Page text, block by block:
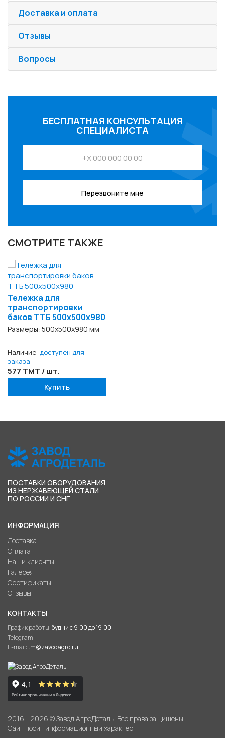
Доставка и оплата
Отзывы
Вопросы
БЕСПЛАТНАЯ КОНСУЛЬТАЦИЯ
СПЕЦИАЛИСТА
Перезвоните мне
СМОТРИТЕ ТАКЖЕ
Тележка для
транспортировки
баков ТТБ 500x500x980
Размеры: 500x500x980 мм
Наличие: доступен для
заказа
577 TMT / шт.
Купить
ПОСТАВКИ ОБОРУДОВАНИЯ
ИЗ НЕРЖАВЕЮЩЕЙ СТАЛИ
ПО РОССИИ И СНГ
ИНФОРМАЦИЯ
Доставка
Оплата
Наши клиенты
Галерея
Сертификаты
Отзывы
КОНТАКТЫ
График работы:будни с 9:00 до 19:00
Telegram:
E-mail:tm@zavodagro.ru
2016 - 2026 © Завод АгроДеталь. Все права защищены.
Сайт носит информационный характер.